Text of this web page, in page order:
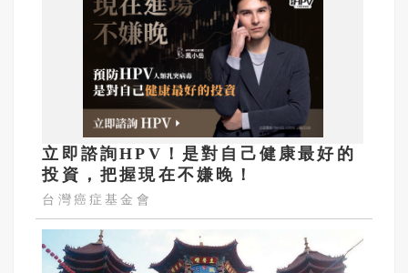
立即諮詢HPV！是對自己健康最好的
投資，把握現在不嫌晚！
台灣癌症基金會